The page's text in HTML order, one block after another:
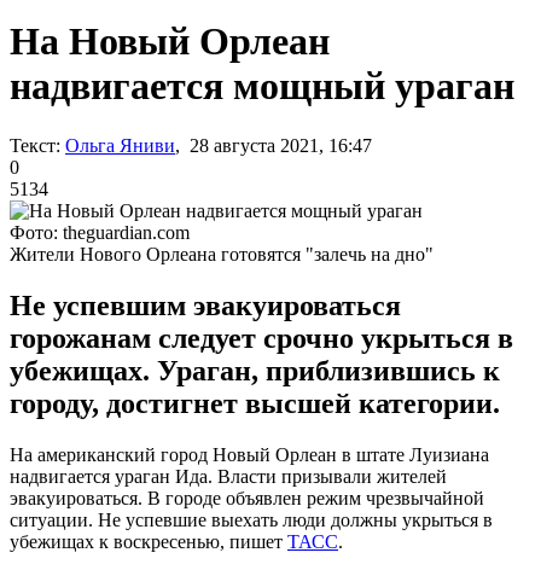
На Новый Орлеан
надвигается мощный ураган
Текст: Ольга Яниви, 28 августа 2021, 16:47
0
5134
Фото: theguardian.com
Жители Нового Орлеана готовятся "залечь на дно"
Не успевшим эвакуироваться
горожанам следует срочно укрыться в
убежищах. Ураган, приблизившись к
городу, достигнет высшей категории.
На американский город Новый Орлеан в штате Луизиана
надвигается ураган Ида. Власти призывали жителей
эвакуироваться. В городе объявлен режим чрезвычайной
ситуации. Не успевшие выехать люди должны укрыться в
убежищах к воскресенью, пишет ТАСС.